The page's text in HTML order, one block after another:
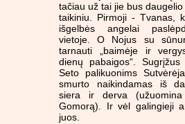
tačiau už tai jie bus
taikiniu. Pirmoji - Tvanas,
išgelbės angelai
vietoje. O Nojus su
tarnauti „baimėje ir
dienų pabaigos“. Sugrįžus
Seto palikuonims
smurto naikindamas iš
siera ir derva
Gomorą). Ir vėl galingieji
juos.